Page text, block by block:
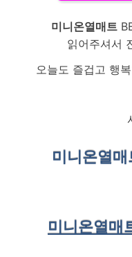
미니온열매트
읽어주셔서
오늘도 즐겁고 행
미니온열매
미니온열매